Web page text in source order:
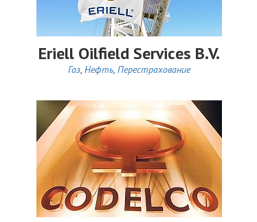
Eriell Oilfield Services B.V.
Газ, Нефть, Перестрахование